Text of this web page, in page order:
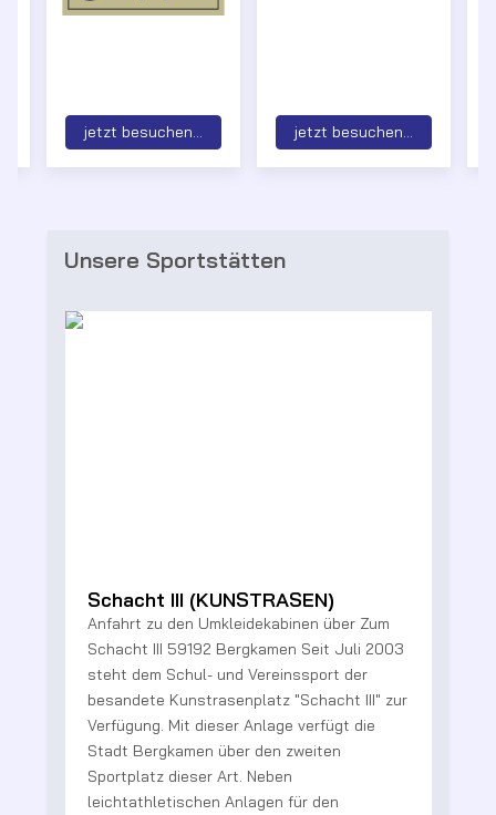
jetzt besuchen... jetzt besuchen...
Unsere Sportstätten
Schacht III (KUNSTRASEN)
Anfahrt zu den Umkleidekabinen über Zum
Schacht III 59192 Bergkamen Seit Juli 2003
steht dem Schul- und Vereinssport der
besandete Kunstrasenplatz "Schacht III" zur
Verfügung. Mit dieser Anlage verfügt die
Stadt Bergkamen über den zweiten
Sportplatz dieser Art. Neben
leichtathletischen Anlagen für den